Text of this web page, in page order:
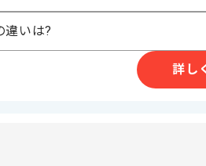
募集人数
1人
作業開始日
違いは?
詳し